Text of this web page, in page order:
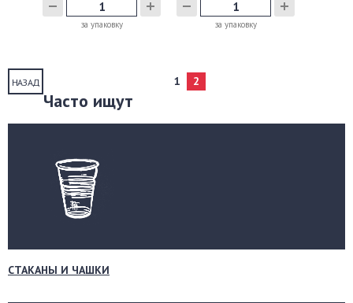
за упаковку за упаковку
НАЗАД 1 2
Часто ищут
СТАКАНЫ И ЧАШКИ